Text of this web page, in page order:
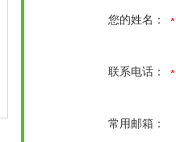
您的姓名：
联系电话：
常用邮箱：